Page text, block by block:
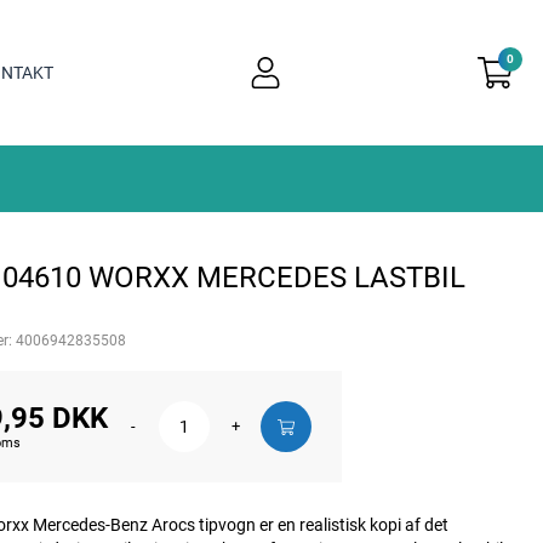
0
WORXX MERCEDES LASTBIL
4006942835508
DKK - +
Mercedes-Benz Arocs tipvogn er en realistisk kopi af det